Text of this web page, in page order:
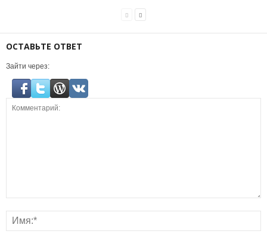
ОСТАВЬТЕ ОТВЕТ
Зайти через: